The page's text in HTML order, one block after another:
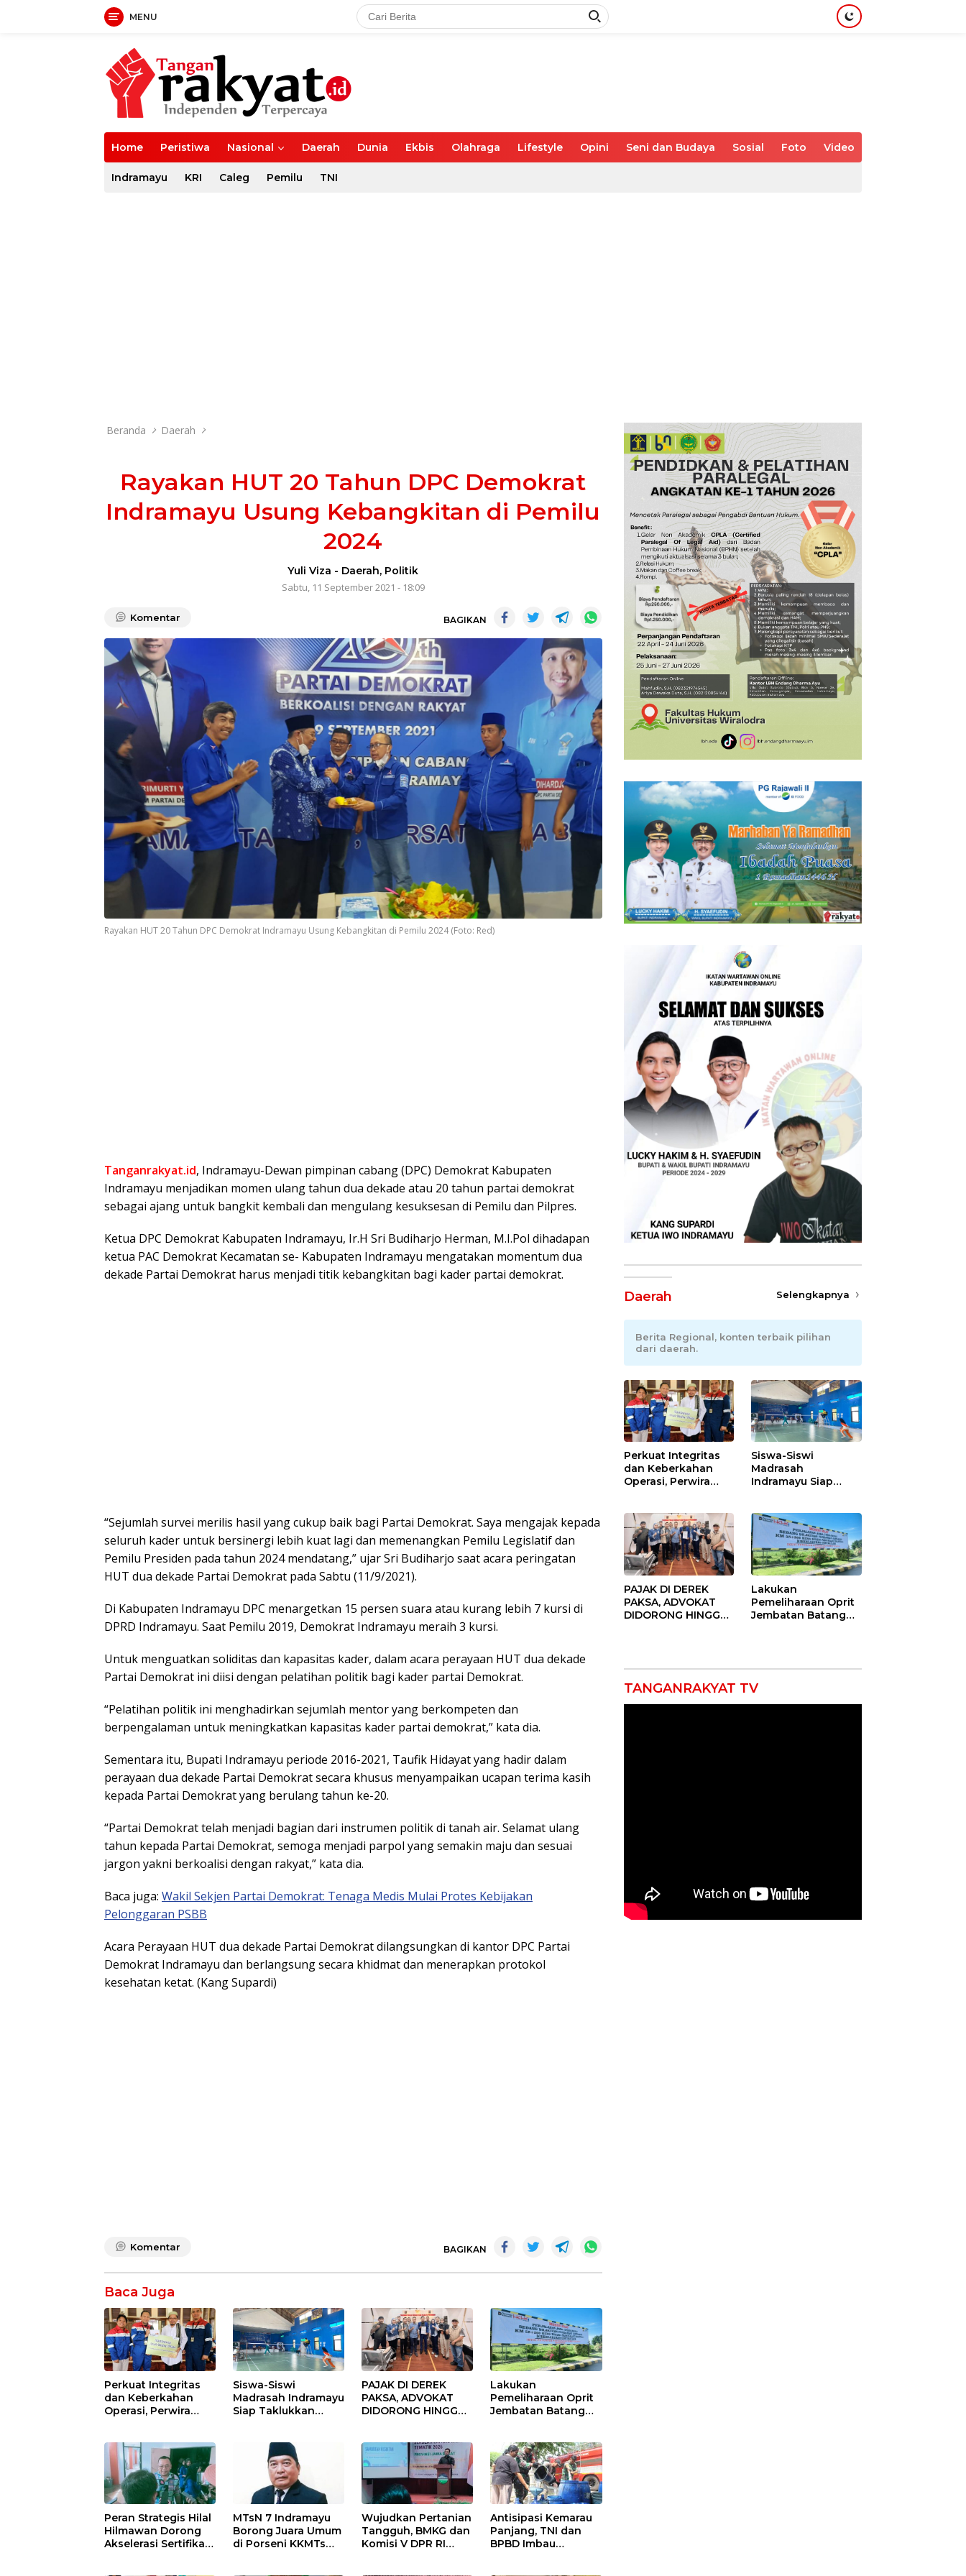
MENU
Home Peristiwa Nasional Daerah Dunia Ekbis Olahraga Lifestyle Opini Seni dan Budaya Sosial Foto Video
Indramayu KRI Caleg Pemilu TNI
Beranda Daerah
Rayakan HUT 20 Tahun DPC Demokrat
Indramayu Usung Kebangkitan di Pemilu
2024
Yuli Viza - Daerah, Politik
Sabtu, 11 September 2021 - 18:09
Komentar BAGIKAN
Rayakan HUT 20 Tahun DPC Demokrat Indramayu Usung Kebangkitan di Pemilu 2024 (Foto: Red)
Tanganrakyat.id, Indramayu-Dewan pimpinan cabang (DPC) Demokrat Kabupaten
Indramayu menjadikan momen ulang tahun dua dekade atau 20 tahun partai demokrat
sebagai ajang untuk bangkit kembali dan mengulang kesuksesan di Pemilu dan Pilpres.
Ketua DPC Demokrat Kabupaten Indramayu, Ir.H Sri Budiharjo Herman, M.I.Pol dihadapan
ketua PAC Demokrat Kecamatan se- Kabupaten Indramayu mengatakan momentum dua
dekade Partai Demokrat harus menjadi titik kebangkitan bagi kader partai demokrat.
“Sejumlah survei merilis hasil yang cukup baik bagi Partai Demokrat. Saya mengajak kepada
seluruh kader untuk bersinergi lebih kuat lagi dan memenangkan Pemilu Legislatif dan
Pemilu Presiden pada tahun 2024 mendatang,” ujar Sri Budiharjo saat acara peringatan
HUT dua dekade Partai Demokrat pada Sabtu (11/9/2021).
Di Kabupaten Indramayu DPC menargetkan 15 persen suara atau kurang lebih 7 kursi di
DPRD Indramayu. Saat Pemilu 2019, Demokrat Indramayu meraih 3 kursi.
Untuk menguatkan soliditas dan kapasitas kader, dalam acara perayaan HUT dua dekade
Partai Demokrat ini diisi dengan pelatihan politik bagi kader partai Demokrat.
“Pelatihan politik ini menghadirkan sejumlah mentor yang berkompeten dan
berpengalaman untuk meningkatkan kapasitas kader partai demokrat,” kata dia.
Sementara itu, Bupati Indramayu periode 2016-2021, Taufik Hidayat yang hadir dalam
perayaan dua dekade Partai Demokrat secara khusus menyampaikan ucapan terima kasih
kepada Partai Demokrat yang berulang tahun ke-20.
“Partai Demokrat telah menjadi bagian dari instrumen politik di tanah air. Selamat ulang
tahun kepada Partai Demokrat, semoga menjadi parpol yang semakin maju dan sesuai
jargon yakni berkoalisi dengan rakyat,” kata dia.
Baca juga: Wakil Sekjen Partai Demokrat: Tenaga Medis Mulai Protes Kebijakan
Pelonggaran PSBB
Acara Perayaan HUT dua dekade Partai Demokrat dilangsungkan di kantor DPC Partai
Demokrat Indramayu dan berlangsung secara khidmat dan menerapkan protokol
kesehatan ketat. (Kang Supardi)
Komentar BAGIKAN
Baca Juga
Perkuat Integritas
dan Keberkahan
Operasi, Perwira
Siswa-Siswi
Madrasah Indramayu
Siap Taklukkan
PAJAK DI DEREK
PAKSA, ADVOKAT
DIDORONG HINGGA
Advokat Riau
Ngamuk Kepung
Polresta Pekanbaru!
Lakukan
Pemeliharaan Oprit
Jembatan Batang
Contraflow di KM 55
Tol Binjai–Langsa
Peran Strategis Hilal
Hilmawan Dorong
Akselerasi Sertifikasi
MTsN 7 Indramayu
Borong Juara Umum
di Porseni KKMTs
Wujudkan Pertanian
Tangguh, BMKG dan
Komisi V DPR RI
Antisipasi Kemarau
Panjang, TNI dan
BPBD Imbau
Daerah Selengkapnya
Berita Regional, konten terbaik pilihan
dari daerah.
Perkuat Integritas
dan Keberkahan
Operasi, Perwira
Siswa-Siswi
Madrasah
Indramayu Siap
Provinsi 2026
PAJAK DI DEREK
PAKSA, ADVOKAT
DIDORONG HINGGA
Ngamuk Kepung
Lakukan
Pemeliharaan Oprit
Jembatan Batang
Tol Binjai–Langsa
TANGANRAKYAT TV